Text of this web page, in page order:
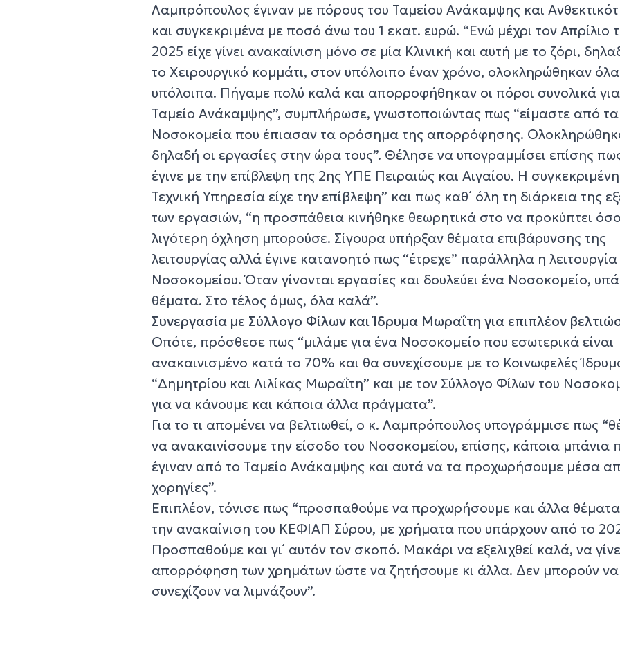
Λαμπρόπουλος έγιναν με πόρους του Ταμείου Ανάκαμψης και
και συγκεκριμένα με ποσό άνω του 1 εκατ. ευρώ. “Ενώ μέχρι τον Απρίλιο
2025 είχε γίνει ανακαίνιση μόνο σε μία Κλινική και αυτή με το ζόρι,
το Χειρουργικό κομμάτι, στον υπόλοιπο έναν χρόνο, ολοκληρώθηκαν
υπόλοιπα. Πήγαμε πολύ καλά και απορροφήθηκαν οι πόροι συνολικά
Ταμείο Ανάκαμψης”, συμπλήρωσε, γνωστοποιώντας πως “είμαστε από τα
Νοσοκομεία που έπιασαν τα ορόσημα της απορρόφησης.
δηλαδή οι εργασίες στην ώρα τους”. Θέλησε να υπογραμμίσει επίσης
έγινε με την επίβλεψη της 2ης ΥΠΕ Πειραιώς και Αιγαίου. Η συγκεκριμένη
Τεχνική Υπηρεσία είχε την επίβλεψη” και πως καθ΄ όλη τη διάρκεια της
των εργασιών, “η προσπάθεια κινήθηκε θεωρητικά στο να προκύπτει όσο
λιγότερη όχληση μπορούσε. Σίγουρα υπήρξαν θέματα επιβάρυνσης της
λειτουργίας αλλά έγινε κατανοητό πως “έτρεχε” παράλληλα η λειτουργία
Νοσοκομείου. Όταν γίνονται εργασίες και δουλεύει ένα Νοσοκομείο,
θέματα. Στο τέλος όμως, όλα καλά”.
Συνεργασία με Σύλλογο Φίλων και Ίδρυμα Μωραΐτη για επιπλέον
Οπότε, πρόσθεσε πως “μιλάμε για ένα Νοσοκομείο που εσωτερικά είναι
ανακαινισμένο κατά το 70% και θα συνεχίσουμε με το Κοινωφελές
“Δημητρίου και Λιλίκας Μωραΐτη” και με τον Σύλλογο Φίλων του
για να κάνουμε και κάποια άλλα πράγματα”.
Για το τι απομένει να βελτιωθεί, ο κ. Λαμπρόπουλος υπογράμμισε πως
να ανακαινίσουμε την είσοδο του Νοσοκομείου, επίσης, κάποια μπάνια
έγιναν από το Ταμείο Ανάκαμψης και αυτά να τα προχωρήσουμε μέσα
χορηγίες”.
Επιπλέον, τόνισε πως “προσπαθούμε να προχωρήσουμε και άλλα
την ανακαίνιση του ΚΕΦΙΑΠ Σύρου, με χρήματα που υπάρχουν από το
Προσπαθούμε και γι΄ αυτόν τον σκοπό. Μακάρι να εξελιχθεί καλά, να
απορρόφηση των χρημάτων ώστε να ζητήσουμε κι άλλα. Δεν μπορούν να
συνεχίζουν να λιμνάζουν”.